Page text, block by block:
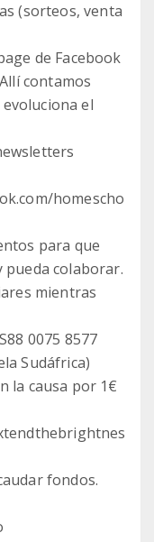
(sorteos, venta
de Facebook
contamos
el
homescho
para que
pueda colaborar.
mientras
0075 8577
Sudáfrica)
la causa por 1€
fondos.